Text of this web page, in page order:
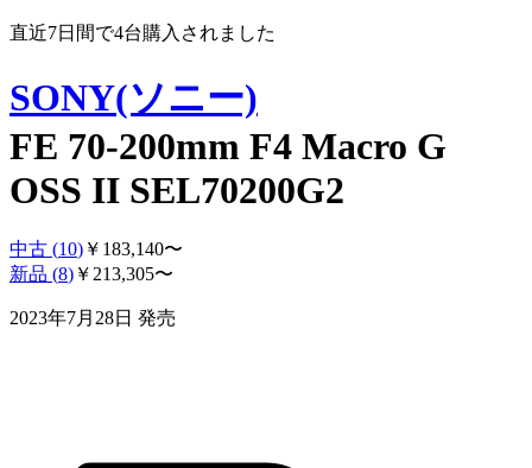
直近7日間で4台購入されました
SONY(ソニー)
FE 70-200mm F4 Macro G
OSS II SEL70200G2
中古 (10) ￥ 183,140〜
新品 (8) ￥ 213,305〜
2023年7月28日 発売